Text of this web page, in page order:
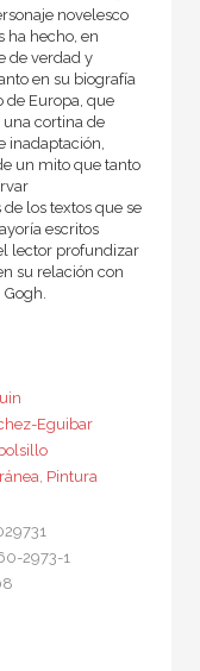
novelesco
ha hecho, en
de verdad y
en su biografía
de Europa, que
cortina de
inadaptación,
un mito que tanto
los textos que se
escritos
lector profundizar
su relación con
Eguibar
, Pintura
2973-1